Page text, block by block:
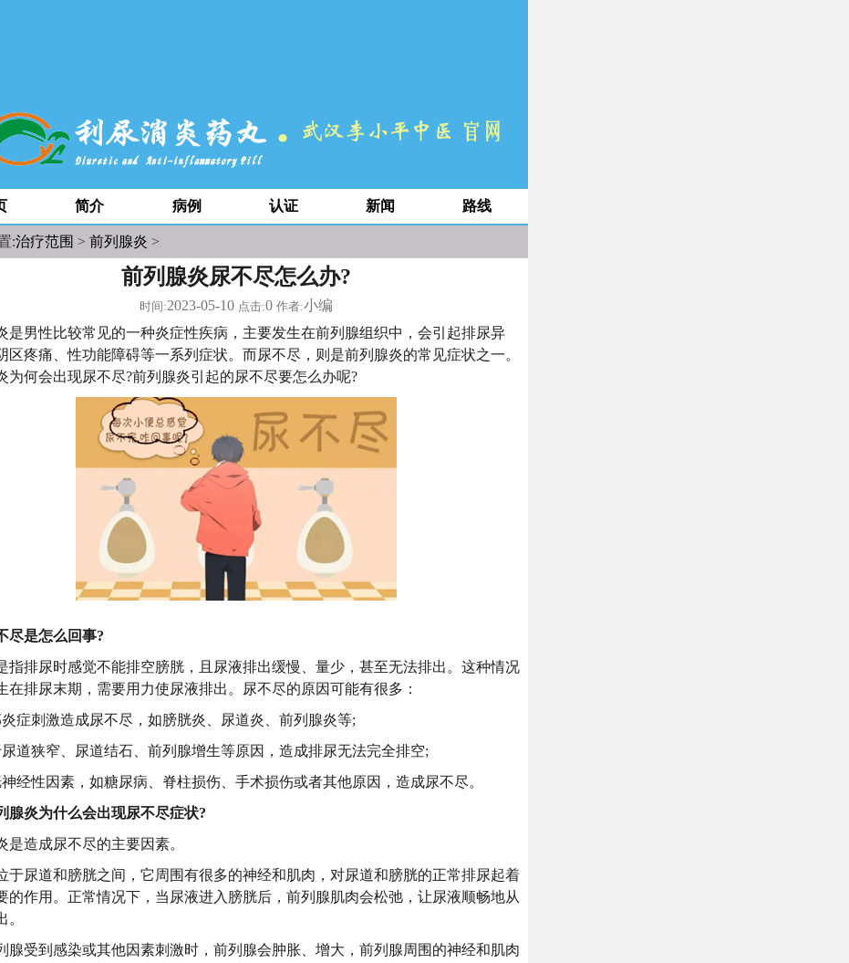
简介 病例 认证 新闻 路线
:治疗范围 > 前列腺炎 >
前列腺炎尿不尽怎么办?
时间:2023-05-10 点击:0 作者:小编
是男性比较常见的一种炎症性疾病，主要发生在前列腺组织中，会引起排尿异
区疼痛、性功能障碍等一系列症状。而尿不尽，则是前列腺炎的常见症状之一。
为何会出现尿不尽?前列腺炎引起的尿不尽要怎么办呢?
尽是怎么回事?
指排尿时感觉不能排空膀胱，且尿液排出缓慢、量少，甚至无法排出。这种情况
在排尿末期，需要用力使尿液排出。尿不尽的原因可能有很多：
症刺激造成尿不尽，如膀胱炎、尿道炎、前列腺炎等;
道狭窄、尿道结石、前列腺增生等原因，造成排尿无法完全排空;
经性因素，如糖尿病、脊柱损伤、手术损伤或者其他原因，造成尿不尽。
腺炎为什么会出现尿不尽症状?
是造成尿不尽的主要因素。
于尿道和膀胱之间，它周围有很多的神经和肌肉，对尿道和膀胱的正常排尿起着
的作用。正常情况下，当尿液进入膀胱后，前列腺肌肉会松弛，让尿液顺畅地从
。
腺受到感染或其他因素刺激时，前列腺会肿胀、增大，前列腺周围的神经和肌肉